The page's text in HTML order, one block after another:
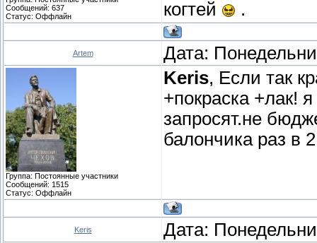
Сообщений: 637
Статус: Оффлайн когтей .
Artem Дата:
Группа: Постоянные участники
Сообщений: 1515
Статус: Оффлайн
Keris, Если так
+покраска +лак!
запросят.не
балончика раз в
Keris Дата: